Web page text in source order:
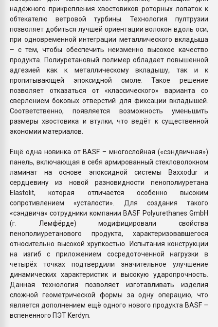
надёжного прикрепления хвостовиков роторных лопаток к
обтекателю ветровой турбины. Технология пултрузии
позволяет добиться лучшей ориентации волокон вдоль оси,
при одновременной интеграции металлического вкладыша
– с тем, чтобы обеспечить неизменно высокое качество
продукта. Полиуретановый полимер обладает повышенной
адгезией как к металлическому вкладышу, так и к
пропитывающей эпоксидной смоле. Такое решение
позволяет отказаться от «классического» варианта со
сверлением боковых отверстий для фиксации вкладышей.
Соответственно, появляется возможность уменьшить
размеры хвостовика и втулки, что ведёт к существенной
экономии материалов.
Ещё одна новинка от BASF – многослойная («сэндвичная»)
панель, включающая в себя армированный стекловолокном
ламинат на основе эпоксидной системы Baxxodur и
сердцевину из новой разновидности пенополиуретана
Elastolit, которая отличается особенно высоким
сопротивлением «усталости». Для создания такого
«сэндвича» сотрудники компании BASF Polyurethanes GmbH
(г. Лемфёрде) модифицировали свойства
пенополиуретанового продукта, характеризовавшегося
относительно высокой хрупкостью. Испытания конструкции
на изгиб с приложением сосредоточенной нагрузки в
четырёх точках подтвердили значительное улучшение
динамических характеристик и высокую ударопрочность.
Данная технология позволяет изготавливать изделия
сложной геометрической формы за одну операцию, что
является дополнением ещё одного нового продукта BASF –
вспененного ПЭТ Kerdyn.